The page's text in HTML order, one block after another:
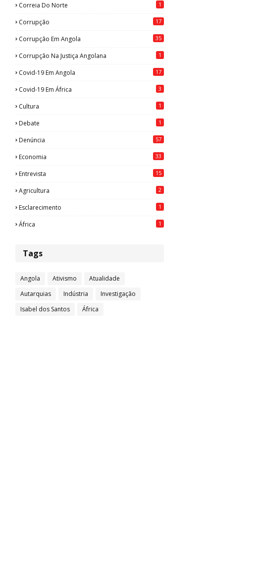
Correia Do Norte 1
Corrupção 17
Corrupção Em Angola 35
Corrupção Na Justiça Angolana 1
Covid-19 Em Angola 17
Covid-19 Em África 3
Cultura 1
Debate 1
Denúncia 57
Economia 33
Entrevista 15
Agricultura 2
Esclarecimento 1
África 1
Tags
Angola Ativismo
Atualidade
Autarquias
Indústria
Investigação
Isabel dos Santos
África